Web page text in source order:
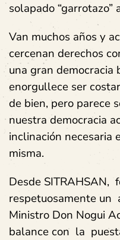
solapado
Van muchos años y
cercenan derechos
una gran democracia
enorgullece ser
de bien, pero parece
nuestra democracia
inclinación necesaria
misma.
Desde SITRAHSAN,
respetuosamente un
Ministro Don Nogui
balance con la